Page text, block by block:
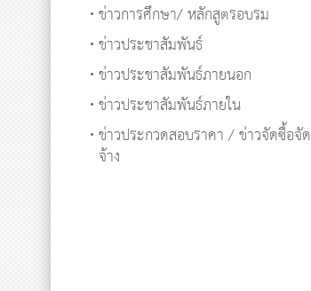
ข่าวการศึกษา/ หลักสูตรอบรม
ข่าวประชาสัมพันธ์
ข่าวประชาสัมพันธ์ภายนอก
ข่าวประชาสัมพันธ์ภายใน
ข่าวประกวดสอบราคา / ข่าวจัดซื้อจัด
จ้าง